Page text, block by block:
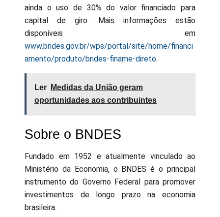
ainda o uso de 30% do valor financiado para
capital de giro. Mais informações estão
disponíveis em
www.bndes.gov.br/wps/portal/site/home/financi
amento/produto/bndes-finame-direto.
Ler
Medidas da União geram
oportunidades aos contribuintes
Sobre o BNDES
Fundado em 1952 e atualmente vinculado ao
Ministério da Economia, o BNDES é o principal
instrumento do Governo Federal para promover
investimentos de longo prazo na economia
brasileira.